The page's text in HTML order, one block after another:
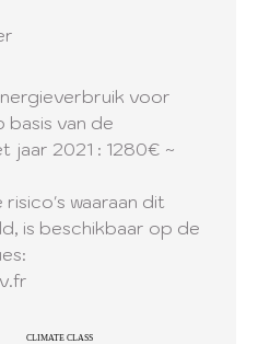
voor
van de
jaar 2021 : 1280€ ~
waaraan dit
is beschikbaar op de